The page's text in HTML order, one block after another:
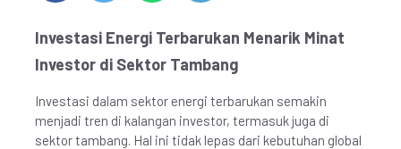
Investasi Energi Terbarukan Menarik Minat
Investor di Sektor Tambang
Investasi dalam sektor energi terbarukan semakin
menjadi tren di kalangan investor, termasuk juga di
sektor tambang. Hal ini tidak lepas dari kebutuhan global